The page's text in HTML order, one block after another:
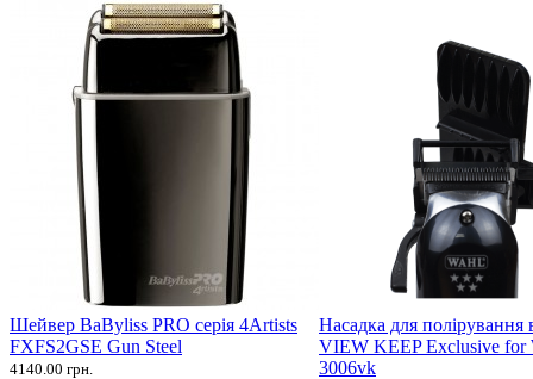
Шейвер BaByliss PRO серія 4Artists
FXFS2GSE Gun Steel
4140.00 грн.
Насадка для полірування
VIEW KEEP Exclusive for
3006vk